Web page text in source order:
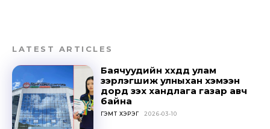
LATEST ARTICLES
Баячуудийн хүүхдүүд улам
зэрлэгшиж улныхан хэмээн
дорд үзэх хандлага газар авч
байна
ГЭМТ ХЭРЭГ 2026-03-10